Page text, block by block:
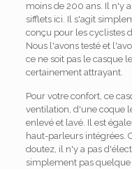
moins de 200 ans. Il n'y
sifflets ici. Il s'agit
conçu pour les cyclistes
Nous l'avons testé et
ce ne soit pas le casque
certainement attrayant.
Pour votre confort, ce
ventilation, d'une coque
enlevé et lavé. Il est
haut-parleurs intégrées.
doutez, il n'y a pas
simplement pas